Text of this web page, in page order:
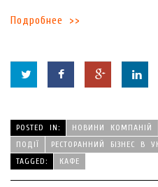
Подробнее >>
POSTED IN: НОВИНИ КОМПАНІЙ
ПОДІЇ
РЕСТОРАННИЙ БІЗНЕС В
TAGGED:
КАФЕ